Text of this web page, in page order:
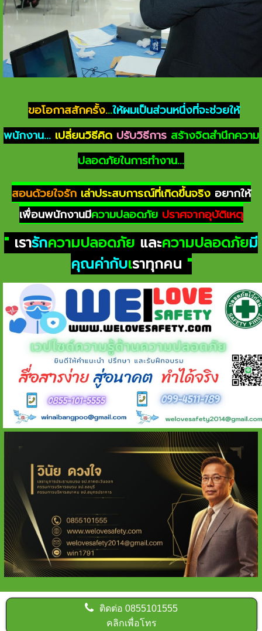
ขอโอกาสสักครั้ง...ให้ผมเป็นส่วนหนึ่งที่จะช่วยให้
พนักงาน... เปลี่ยนวิธีคิด ปรับวิธีการสร้างจิตสำนึกความ
ปลอดภัยในการทำงาน...
สอนด้วยใจรัก เล่าประสบการณ์ที่เกิดขึ้นจริง อยากให้
เพื่อนพนักงานมีความปลอดภัย ปราศจากอุบัติเหตุ
" เรารักความปลอดภัย และความปลอดภัยมี
คุณค่ากับเราทุกคน "
ติดต่อ0855101555
คลิกเพื่อโทร